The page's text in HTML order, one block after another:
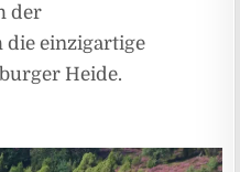
der
die einzigartige
Heide.